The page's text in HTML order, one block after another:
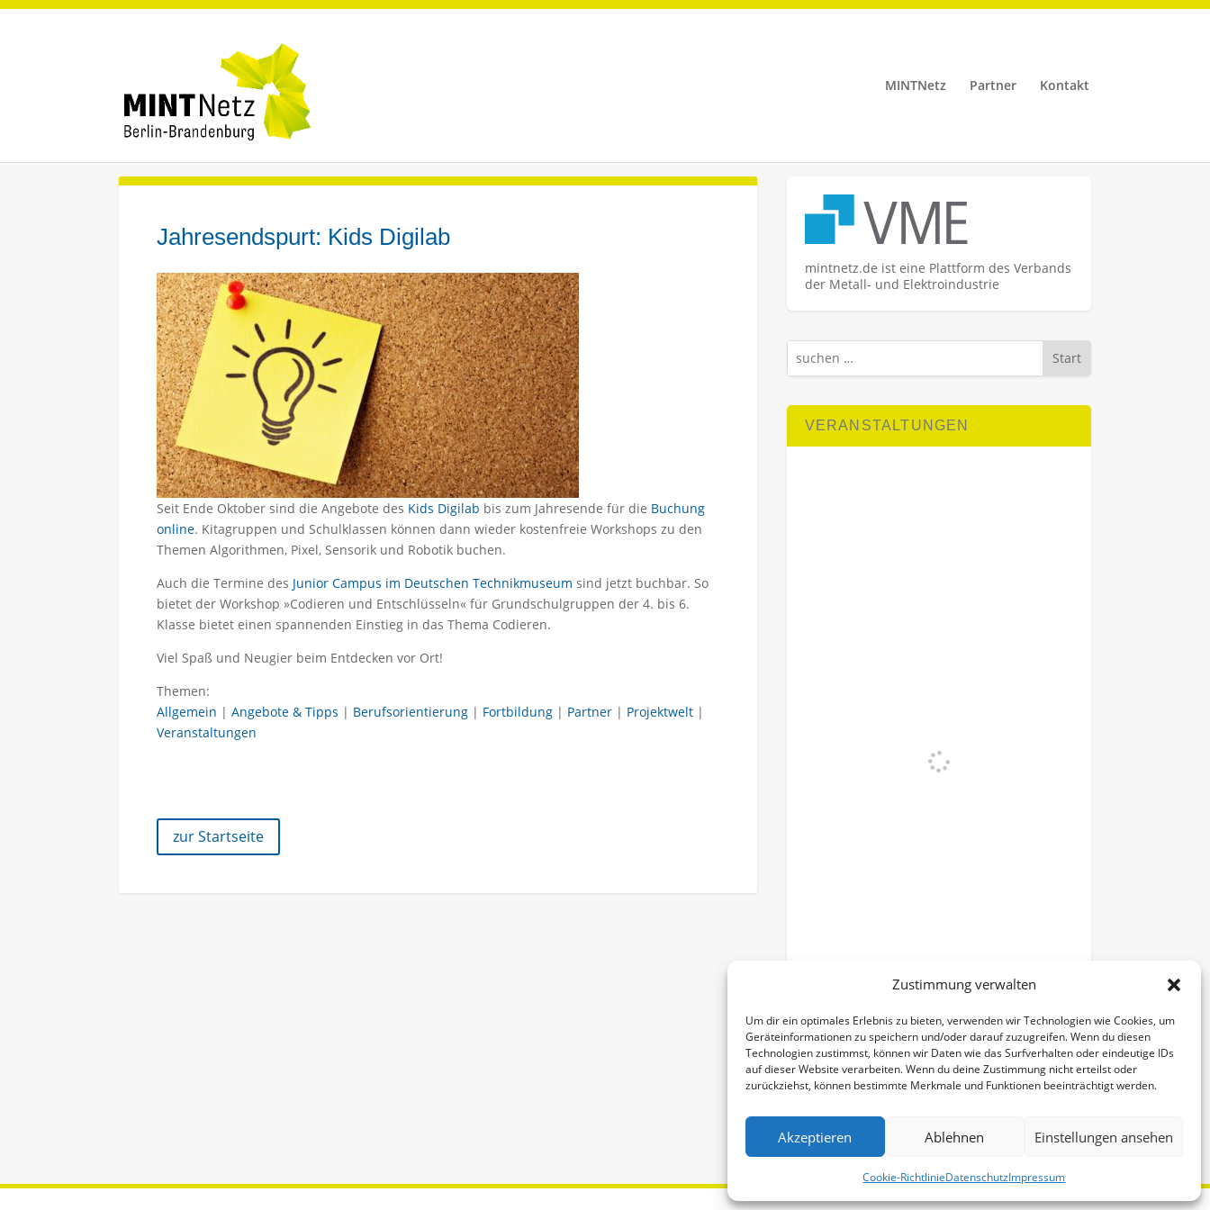
Zustimmung verwalten
Um dir ein optimales Erlebnis zu bieten, verwenden wir Technologien wie Cookies, um
Geräteinformationen zu speichern und/oder darauf zuzugreifen. Wenn du diesen
Technologien zustimmst, können wir Daten wie das Surfverhalten oder eindeutige IDs
auf dieser Website verarbeiten. Wenn du deine Zustimmung nicht erteilst oder
zurückziehst, können bestimmte Merkmale und Funktionen beeinträchtigt werden.
Akzeptieren Ablehnen Einstellungen ansehen
Cookie-RichtlinieDatenschutzImpressum
MINTNetz Partner Kontakt
Jahresendspurt: Kids Digilab
Seit Ende Oktober sind die Angebote des Kids Digilab bis zum Jahresende für die Buchung
online. Kitagruppen und Schulklassen können dann wieder kostenfreie Workshops zu den
Themen Algorithmen, Pixel, Sensorik und Robotik buchen.
Auch die Termine des Junior Campus im Deutschen Technikmuseum sind jetzt buchbar. So
bietet der Workshop »Codieren und Entschlüsseln« für Grundschulgruppen der 4. bis 6.
Klasse bietet einen spannenden Einstieg in das Thema Codieren.
Viel Spaß und Neugier beim Entdecken vor Ort!
Themen:
Allgemein | Angebote & Tipps | Berufsorientierung | Fortbildung | Partner | Projektwelt |
Veranstaltungen
zur Startseite
mintnetz.de ist eine Plattform des Verbands
der Metall- und Elektroindustrie
Start
VERANSTALTUNGEN